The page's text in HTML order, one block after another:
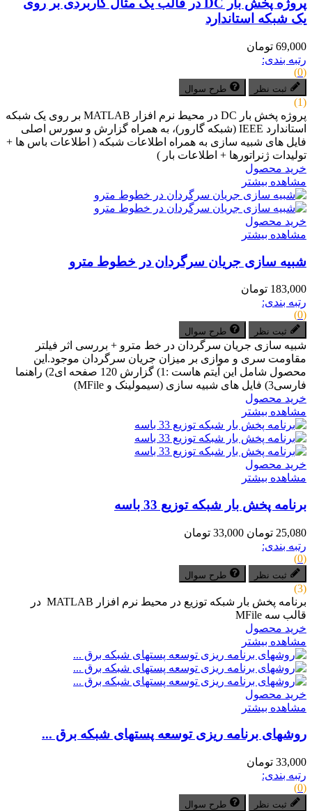
پروژه پخش بار DC در قالب یک مثال کاربردی بر روی
یک شبکه استاندارد
69,000 تومان
رتبه بندی:
(0)
ثبت نظر طرح سوال
(1)
پروژه پخش بار DC در محیط نرم افزار MATLAB بر روی یک شبکه
استاندارد IEEE (شبکه گارور)، به همراه گزارش و سورس اصلی
فایل های شبیه سازی به همراه اطلاعات شبکه ( اطلاعات باس ها +
تولیدات ژنراتورها + اطلاعات بار )
خرید محصول
مشاهده بیشتر
خرید محصول
مشاهده بیشتر
شبیه سازی جریان سرگردان در خطوط مترو
183,000 تومان
رتبه بندی:
(0)
ثبت نظر طرح سوال
شبیه سازی جریان سرگردان در خط مترو + بررسی اثر فیلتر
مقاومت سری و موازی بر میزان جریان سرگردان موجود.این
محصول شامل این آیتم هاست :1) گزارش 120 صفحه ای2) راهنما
فارسی3) فایل های شبیه سازی (سیمولینک و MFile)
خرید محصول
مشاهده بیشتر
خرید محصول
مشاهده بیشتر
برنامه پخش بار شبکه توزیع 33 باسه
25,080 تومان
33,000 تومان
رتبه بندی:
(0)
ثبت نظر طرح سوال
(3)
برنامه پخش بار شبکه توزیع در محیط نرم افزار MATLAB در
قالب سه MFile
خرید محصول
مشاهده بیشتر
خرید محصول
مشاهده بیشتر
روش­های برنامه ­ریزی توسعه پست­های شبکه برق ...
33,000 تومان
رتبه بندی:
(0)
ثبت نظر طرح سوال